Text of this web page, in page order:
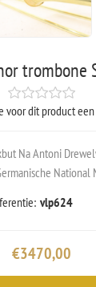
trombone
voor dit product
Na Antoni
National
vlp624
€3470,00